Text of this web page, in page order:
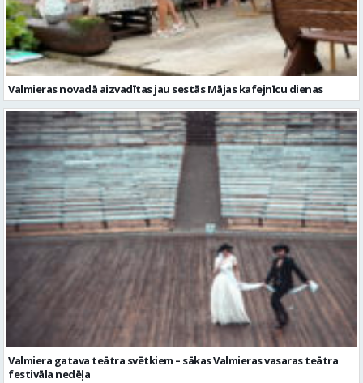
Valmieras novadā aizvadītas jau sestās Mājas kafejnīcu dienas
Valmiera gatava teātra svētkiem – sākas Valmieras vasaras teātra
festivāla nedēļa